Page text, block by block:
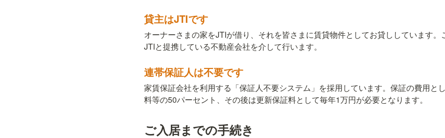
貸主はJTIです
オーナーさまの家をJTIが借り、それを皆さまに賃貸物件としてお貸ししています。
JTIと提携している不動産会社を介して行います。
連帯保証人は不要です
家賃保証会社を利用する「保証人不要システム」を採用しています。保証の費用と
料等の50パーセント、その後は更新保証料として毎年1万円が必要となります。
ご入居までの手続き